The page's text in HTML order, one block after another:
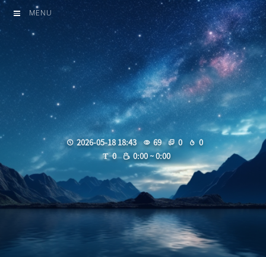
2026-05-18 18:43 69 0
0
0
0:00 ~ 0:00
MENU